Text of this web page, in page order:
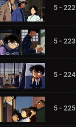
5 - 222
5 - 223
5 - 224
5 - 225